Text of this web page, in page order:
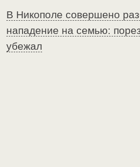
В Никополе совершено
нападение на семью:
убежал